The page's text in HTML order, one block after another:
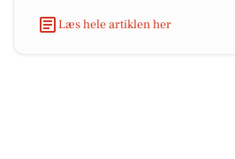
Læs hele artiklen her